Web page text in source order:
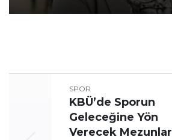
SPOR
KBÜ’de Sporun
Geleceğine Yön
Verecek Mezunlar